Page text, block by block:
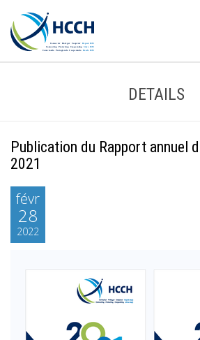
DETAILS
Publication du Rapport annuel
2021
févr
28
2022